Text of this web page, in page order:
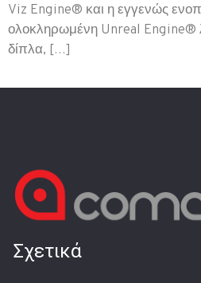
Viz Engine® και η εγγενώς
ολοκληρωμένη Unreal Engine®
δίπλα, […]
Σχετικά